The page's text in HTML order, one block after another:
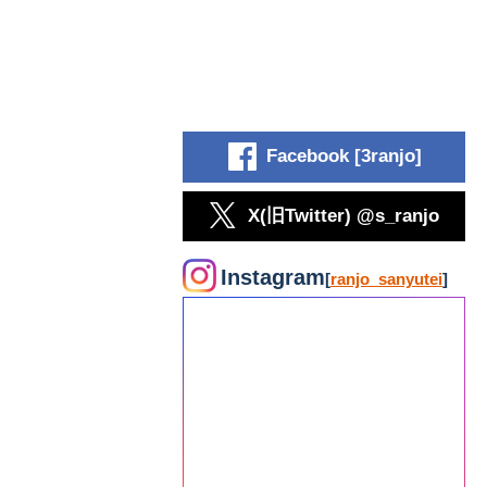
Facebook [3ranjo]
X(旧Twitter) @s_ranjo
Instagram[ranjo_sanyutei]